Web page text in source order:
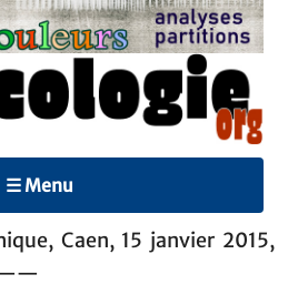
☰ Menu
Caen, 15 janvier 2015,
——